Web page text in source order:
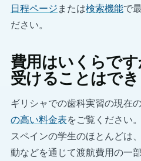
日程ページまたは検索機能で
ださい。
費用はいくらで
受けることはでき
ギリシャでの歯科実習の現在
の高い料金表をご覧ください
スペインの学生のほとんどは
動などを通じて渡航費用の一